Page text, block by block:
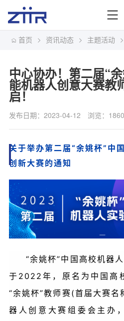
首页 资讯动态 主题活动
中心协办！第二届“
能机器人创意大赛教
启！
发布日期：2023-04-12 浏览：1860
关于举办第二届“余姚杯”中
创新大赛的通知
“余姚杯”中国高校机器
于2022年，原名为中国高
“余姚杯”教师赛(首届大赛
器人创意大赛组委会主办